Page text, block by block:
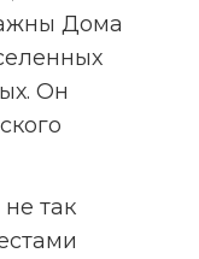
Дома
Он
так